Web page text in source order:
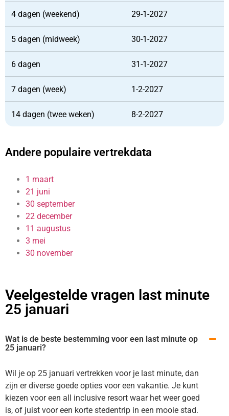
4 dagen (weekend) 29-1-2027
5 dagen (midweek) 30-1-2027
6 dagen 31-1-2027
7 dagen (week) 1-2-2027
14 dagen (twee weken) 8-2-2027
Andere populaire vertrekdata
1 maart
21 juni
30 september
22 december
11 augustus
3 mei
30 november
Veelgestelde vragen last minute
25 januari
Wat is de beste bestemming voor een last minute op
25 januari?
Wil je op 25 januari vertrekken voor je last minute, dan
zijn er diverse goede opties voor een vakantie. Je kunt
kiezen voor een all inclusive resort waar het weer goed
is, of juist voor een korte stedentrip in een mooie stad.